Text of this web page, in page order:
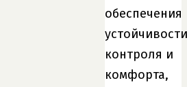
обеспечения
контроля и
комфорта,